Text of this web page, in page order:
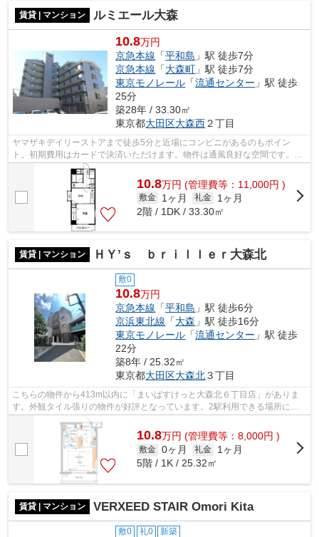
賃貸 | マンション ルミエール大森
10.8万円
京急本線 「平和島 」駅 徒歩7分
京急本線 「大森町 」駅 徒歩7分
東京モノレール 「流通センター 」駅 徒歩
25分
築28年 / 33.30㎡
東京都大田区大森西２丁目
ヤマザキデイリーストアまで徒歩5分と近場にコンビニがあるのもポイン
ト。初期費用はカードで決済いただけます。物件は通風良好な空間です。駅
から徒歩7分の位置にある物件なので、ア...
10.8万円 (管理費等：11,000円 )
敷金 1ヶ月 礼金
1ヶ月
2階 / 1DK / 33.30㎡
賃貸 | マンション ＨＹ’ｓ ｂｒｉｌｌｅｒ大森北
敷0
10.8万円
京急本線 「平和島 」駅 徒歩6分
京浜東北線 「大森 」駅 徒歩16分
東京モノレール 「流通センター 」駅 徒歩
22分
築8年 / 25.32㎡
東京都大田区大森北３丁目
こちらの物件から413m以内に「まいばすけっと大森北６丁目店」がありま
す。外観タイル張りの物件が好評となっています。2駅利用できる場所にあ
り、アクセスが便利です。共用部には敷地...
10.8万円 (管理費等：8,000円 )
敷金 0ヶ月 礼金
1ヶ月
5階 / 1K / 25.32㎡
賃貸 | マンション VERXEED STAIR Omori Kita
敷0 礼0 新築